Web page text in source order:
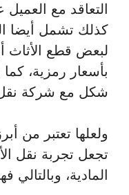
التعاقد مع
كذلك تشمل أيضا
لبعض قطع الأثاث
بأسعار رمزية،
شكل مع شركة
ولعلها تعتبر من
تجعل تجربة نقل
المادية،